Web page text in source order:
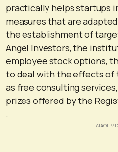
practically helps startups
measures that are
the establishment of
Angel Investors, the
employee stock options,
to deal with the effects of
as free consulting
prizes offered by the
.